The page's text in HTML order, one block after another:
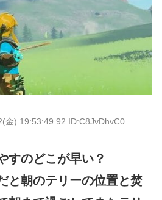
金) 19:53:49.92 ID:C8JvDhvC0
すのどこが早い？
と朝のテリーの位置と焚